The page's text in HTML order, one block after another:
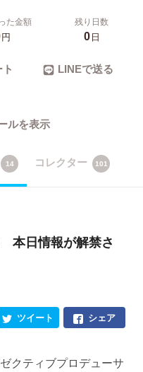
た金額
円
残り日数
0日
LINEで送る
ルを表示
14 コレクター 101
本日情報が解禁さ
シェア
ツイート
クティブプロデューサ